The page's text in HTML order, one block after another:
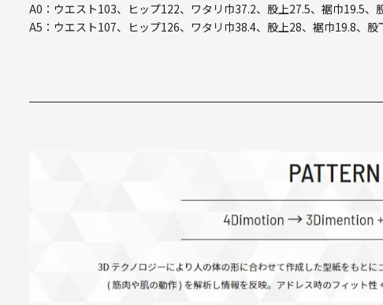
A0：ウエスト103、ヒップ122、ワタリ巾37.2、股上27.5、裾巾19.5、
A5：ウエスト107、ヒップ126、ワタリ巾38.4、股上28、裾巾19.8、股